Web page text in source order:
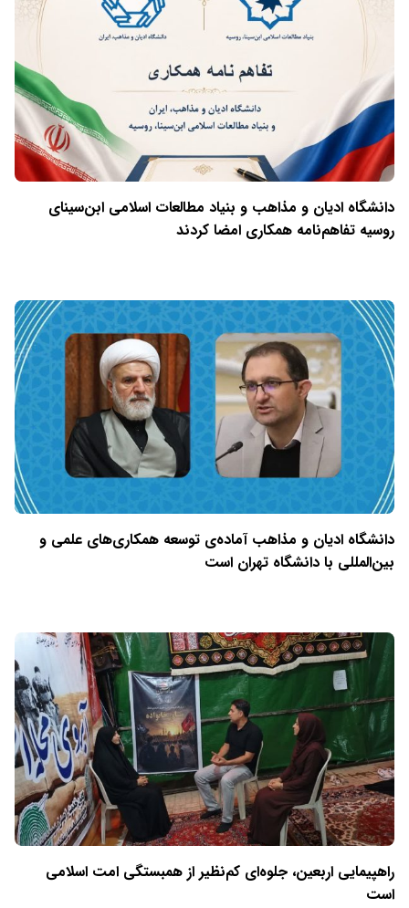
دانشگاه ادیان و مذاهب و بنیاد مطالعات اسلامی ابن‌سینای
روسیه تفاهم‌نامه همکاری امضا کردند
دانشگاه ادیان و مذاهب آماده‌ی توسعه همکاری‌های علمی و
بین‌المللی با دانشگاه تهران است
راهپیمایی اربعین، جلوه‌ای کم‌نظیر از همبستگی امت اسلامی
است